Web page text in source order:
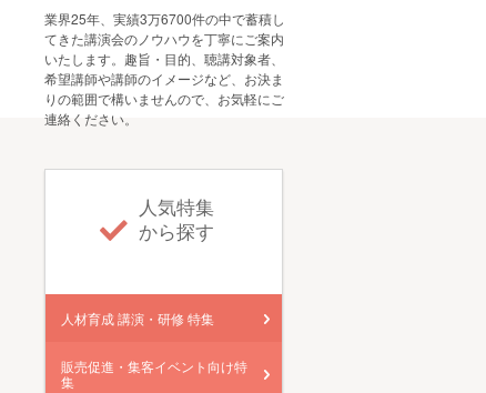
業界25年、実績3万6700件の中で蓄積し
てきた講演会のノウハウを丁寧にご案内
いたします。趣旨・目的、聴講対象者、
希望講師や講師のイメージなど、お決ま
りの範囲で構いませんので、お気軽にご
連絡ください。
人気特集
から探す
人材育成 講演・研修 特集
販売促進・集客イベント向け特
集